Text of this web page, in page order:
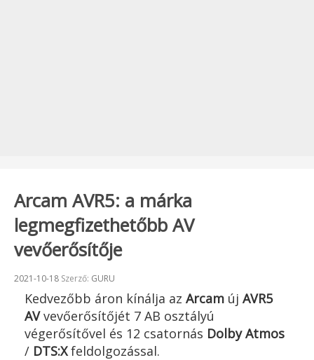
Arcam AVR5: a márka
legmegfizethetőbb AV
vevőerősítője
Beküldve:
2021-10-18 Szerző: GURU
Kedvezőbb áron kínálja az Arcam új AVR5
AVvevőerősítőjét 7 AB osztályú
végerősítővel és 12 csatornás Dolby Atmos
/ DTS:Xfeldolgozással.